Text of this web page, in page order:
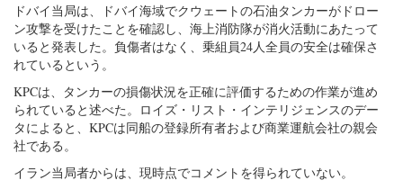
ドバイ当局は、ドバイ海域でクウェートの石油タンカーがドロー
ン攻撃を受けたことを確認し、海上消防隊が消火活動にあたって
いると発表した。負傷者はなく、乗組員24人全員の安全は確保さ
れているという。
KPCは、タンカーの損傷状況を正確に評価するための作業が進め
られていると述べた。ロイズ・リスト・インテリジェンスのデー
タによると、KPCは同船の登録所有者および商業運航会社の親会
社である。
イラン当局者からは、現時点でコメントを得られていない。